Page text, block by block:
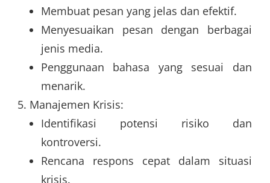
Membuat pesan yang jelas dan efektif.
Menyesuaikan pesan dengan berbagai
jenis media.
Penggunaan bahasa yang sesuai dan
menarik.
Manajemen Krisis:
Identifikasi potensi risiko dan
kontroversi.
Rencana respons cepat dalam situasi
krisis.